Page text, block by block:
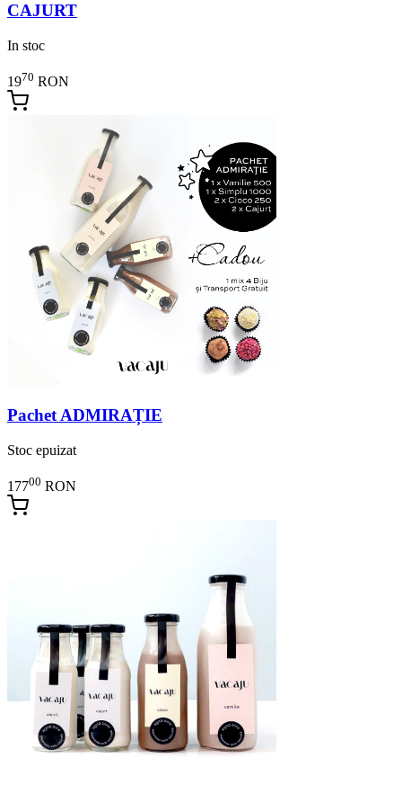
CAJURT
In stoc
1970 RON
Pachet ADMIRAȚIE
Stoc epuizat
17700 RON